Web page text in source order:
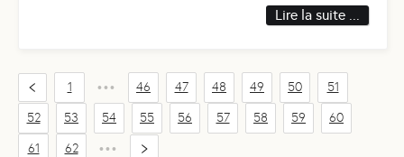
Lire la suite ...
1 ••• 46 47 48 49 50
51
52
53 54 55 56 57 58 59
60
61
62 •••